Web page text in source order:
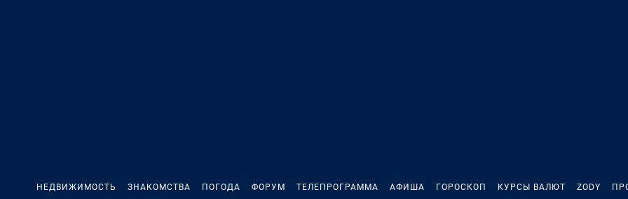
НЕДВИЖИМОСТЬ ЗНАКОМСТВА ПОГОДА ФОРУМ ТЕЛЕПРОГРАММА АФИША ГОРОСКОП КУРСЫ ВАЛЮТ ZODY